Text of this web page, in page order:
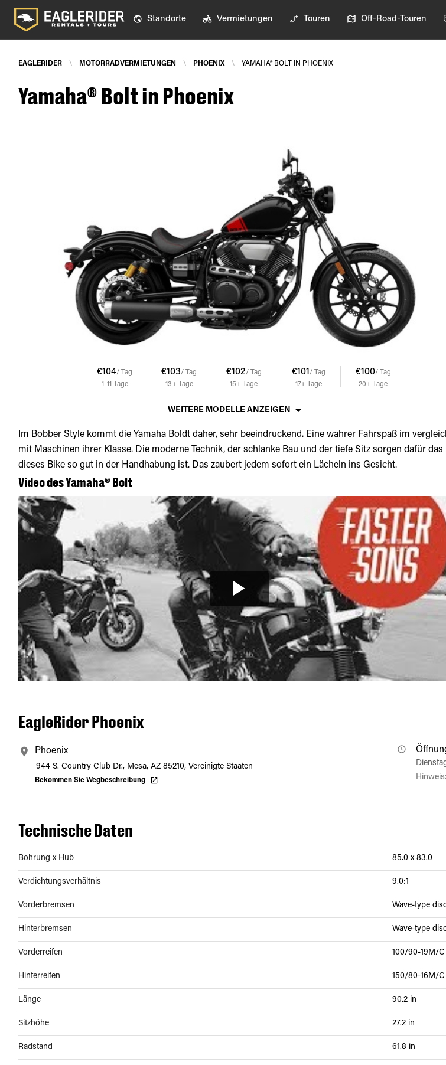
Standorte Vermietungen Touren Off-Road-Touren
EAGLERIDER \ MOTORRADVERMIETUNGEN \ PHOENIX \ YAMAHA® BOLT IN PHOENIX
Yamaha® Bolt in Phoenix
€104/ Tag
1-11
Tage
€103/ Tag
13+
Tage
€102/ Tag
15+
Tage
€101 / Tag
17+
Tage
€100/ Tag
20+
Tage
WEITERE MODELLE ANZEIGEN
Im Bobber Style kommt die Yamaha Boldt daher, sehr beeindruckend. Eine wahrer Fahrspaß im
mit Maschinen ihrer Klasse. Die moderne Technik, der schlanke Bau und der tiefe Sitz sorgen dafür das
dieses Bike so gut in der Handhabung ist. Das zaubert jedem sofort ein Lächeln ins Gesicht.
Video des Yamaha® Bolt
EagleRider Phoenix
Phoenix
944 S. Country Club Dr., Mesa, AZ 85210, Vereinigte Staaten
Bekommen Sie Wegbeschreibung
Hinweis:
Technische Daten
Bohrung x Hub 85.0 x 83.0
Verdichtungsverhältnis 9.0:1
Vorderbremsen Wave-type
Hinterbremsen Wave-type
Vorderreifen 100/90-19M/C
Hinterreifen 150/80-16M/C
Länge 90.2 in
Sitzhöhe 27.2 in
Radstand 61.8 in